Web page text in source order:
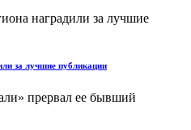
за лучшие публикации